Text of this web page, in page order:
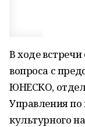
В ходе
вопроса с
ЮНЕСКО,
Управления по
культурного